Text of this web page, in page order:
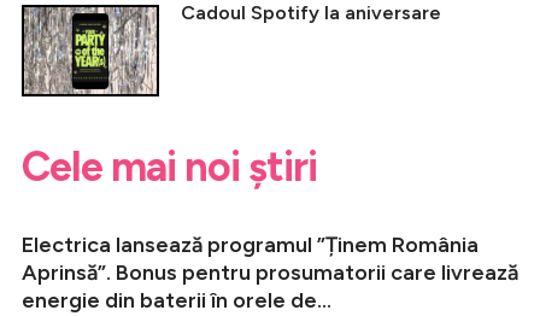
Cadoul Spotify la aniversare
Cele mai noi știri
Electrica lansează programul ”Ținem România
Aprinsă”. Bonus pentru prosumatorii care livrează
energie din baterii în orele de...